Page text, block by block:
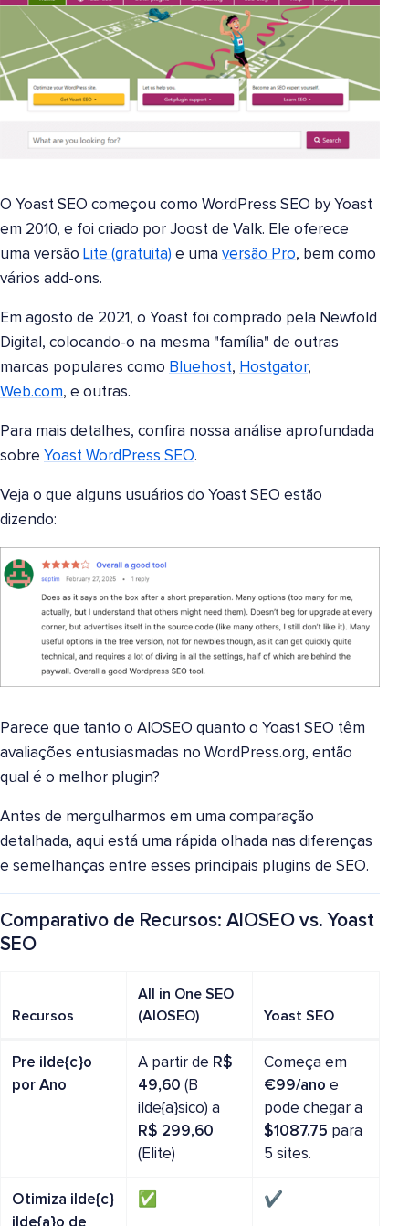
O Yoast SEO começou como WordPress SEO by Yoast
em 2010, e foi criado por Joost de Valk. Ele oferece
uma versão Lite (gratuita) e uma versão Pro, bem como
vários add-ons.
Em agosto de 2021, o Yoast foi comprado pela Newfold
Digital, colocando-o na mesma "família" de outras
marcas populares como Bluehost, Hostgator,
Web.com, e outras.
Para mais detalhes, confira nossa análise aprofundada
sobre Yoast WordPress SEO.
Veja o que alguns usuários do Yoast SEO estão
dizendo:
Parece que tanto o AIOSEO quanto o Yoast SEO têm
avaliações entusiasmadas no WordPress.org, então
qual é o melhor plugin?
Antes de mergulharmos em uma comparação
detalhada, aqui está uma rápida olhada nas diferenças
e semelhanças entre esses principais plugins de SEO.
Comparativo de Recursos: AIOSEO vs. Yoast
SEO
Recursos
All in One SEO
(AIOSEO)
Yoast SEO
Pre ilde{c}o
por Ano
A partir de R$
49,60 (B
ilde{a}sico) a
R$ 299,60
(Elite)
Começa em
€99/ano e
pode chegar a
$1087.75 para
5 sites.
Otimiza ilde{c}
ilde{a}o de
✅ ✔️